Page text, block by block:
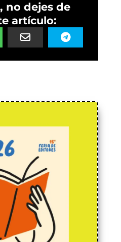
no dejes de
artículo: